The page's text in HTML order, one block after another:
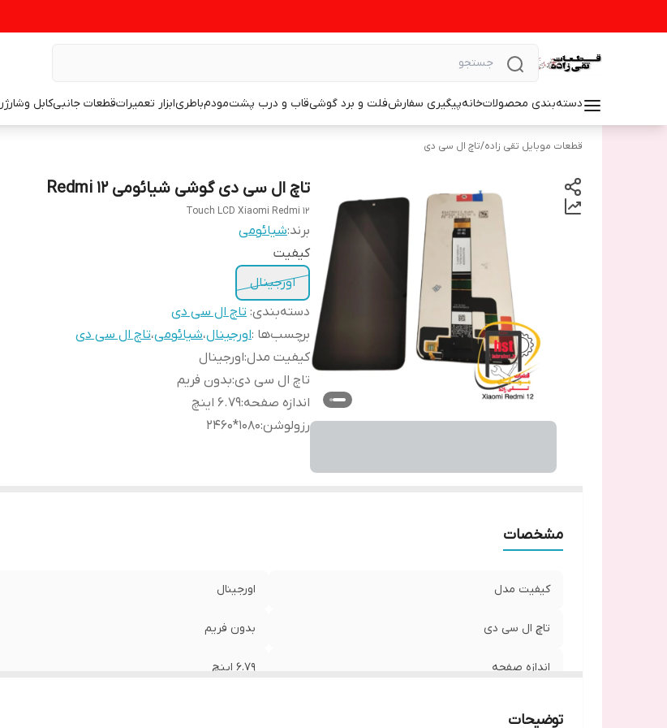
دسته‌بندی محصولاتخانهپیگیری سفارشفلت و برد گوشیقاب و درب پشتمودمباطریابزار تعمیراتقطعات جانبیکابل وشارژر
قطعات موبایل تقی زاده/تاچ ال سی دی
تاچ ال سی دی گوشی شیائومی Redmi 12
Touch LCD Xiaomi Redmi 12
برند:شیائومی
کیفیت
اورجینال
دسته‌بندی: تاچ ال سی دی
برچسب‌ها :اورجینال،شیائومی،تاچ ال سی دی
کیفیت مدل:اورجینال
تاچ ال سی دی:بدون فریم
اندازه صفحه:۶.۷۹ اینچ
رزولوشن:۱۰۸۰*۲۴۶۰
مشخصات
کیفیت مدل اورجینال
تاچ ال سی دی بدون فریم
اندازه صفحه ۶.۷۹ اینچ
توضیحات